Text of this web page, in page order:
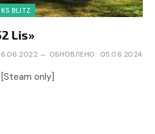
BLITZ
Lis»
ОБНОВЛЕНО: 05.06.2024
only]